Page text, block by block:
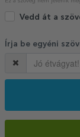
Vedd át a
Írja be egyéni